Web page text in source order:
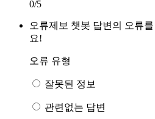
0/5
오류제보 챗봇 답변의 오류
요!
오류 유형
잘못된 정보
관련없는 답변